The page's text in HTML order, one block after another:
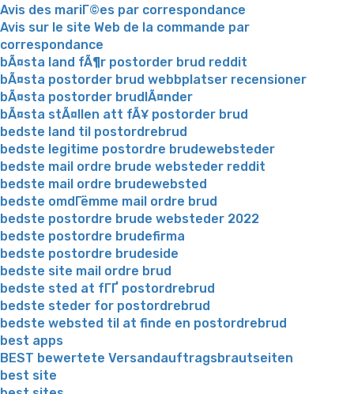
Avis des mariГ©es par correspondance
Avis sur le site Web de la commande par
correspondance
bÃ¤sta land fÃ¶r postorder brud reddit
bÃ¤sta postorder brud webbplatser recensioner
bÃ¤sta postorder brudlÃ¤nder
bÃ¤sta stÃ¤llen att fÃ¥ postorder brud
bedste land til postordrebrud
bedste legitime postordre brudewebsteder
bedste mail ordre brude websteder reddit
bedste mail ordre brudewebsted
bedste omdГёmme mail ordre brud
bedste postordre brude websteder 2022
bedste postordre brudefirma
bedste postordre brudeside
bedste site mail ordre brud
bedste sted at fГҐ postordrebrud
bedste steder for postordrebrud
bedste websted til at finde en postordrebrud
best apps
BEST bewertete Versandauftragsbrautseiten
best site